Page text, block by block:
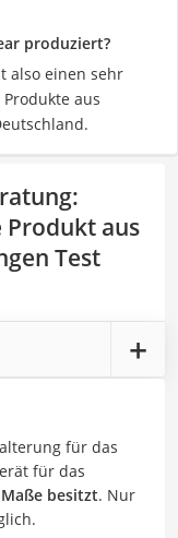
produziert?
also einen sehr
aus
:
Produkt aus
Test
für das
für das
besitzt. Nur